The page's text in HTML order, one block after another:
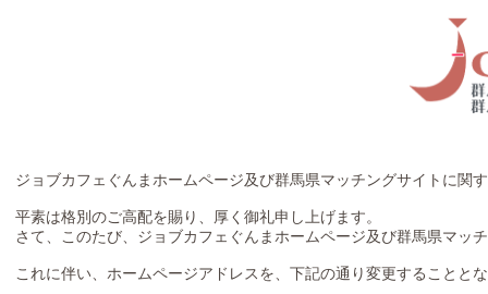
ジョブカフェぐんまホームページ及び群馬県マッチングサイトに関
平素は格別のご高配を賜り、厚く御礼申し上げます。
さて、このたび、ジョブカフェぐんまホームページ及び群馬県マッ
これに伴い、ホームページアドレスを、下記の通り変更することと